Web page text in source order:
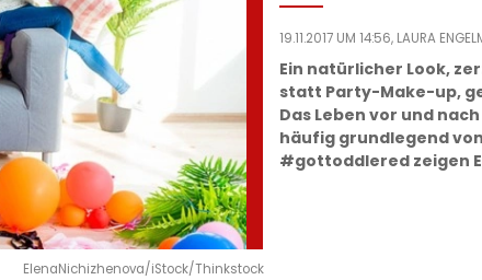
ElenaNichizhenova/iStock/Thinkstock
19.11.2017 UM 14:56, LAURA
Ein natürlicher Look,
statt Party-Make-up,
Das Leben vor und
häufig grundlegend
#gottoddlered zeigen